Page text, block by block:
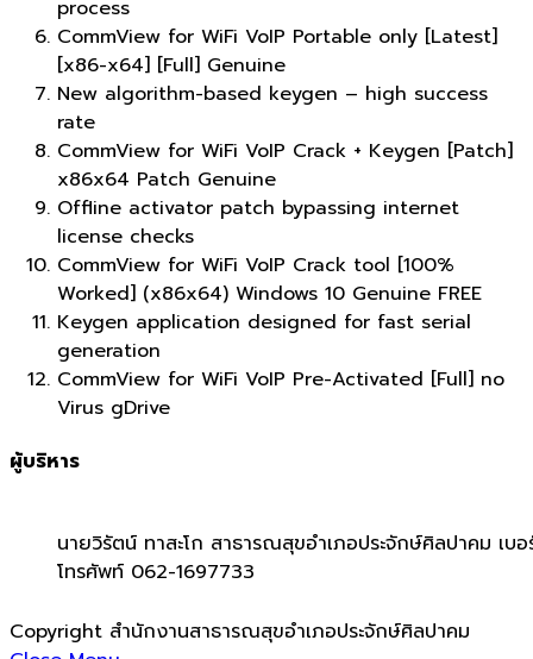
process
CommView for WiFi VoIP Portable only [Latest]
[x86-x64] [Full] Genuine
New algorithm-based keygen – high success
rate
CommView for WiFi VoIP Crack + Keygen [Patch]
x86x64 Patch Genuine
Offline activator patch bypassing internet
license checks
CommView for WiFi VoIP Crack tool [100%
Worked] (x86x64) Windows 10 Genuine FREE
Keygen application designed for fast serial
generation
CommView for WiFi VoIP Pre-Activated [Full] no
Virus gDrive
ผู้บริหาร
นายวิรัตน์ ทาสะโก สาธารณสุขอำเภอประจักษ์ศิลปาคม เบอ
โทรศัพท์ 062-1697733
Copyright สำนักงานสาธารณสุขอำเภอประจักษ์ศิลปาคม